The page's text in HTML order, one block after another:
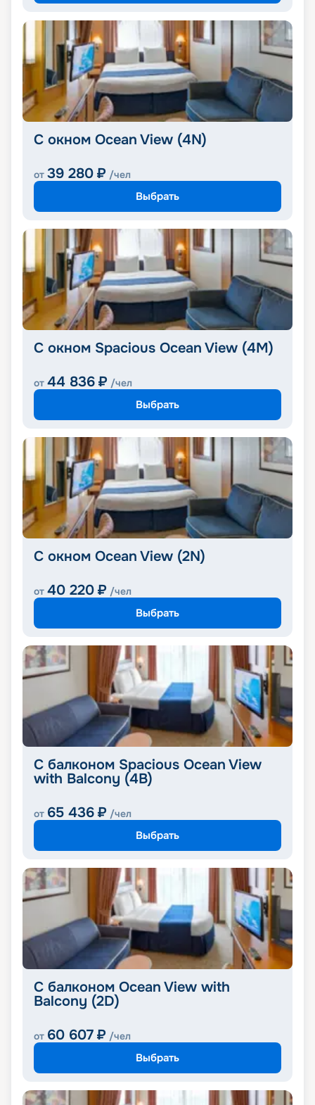
С окном Ocean View (4N)
от 39 280 ₽ /чел
Выбрать
С окном Spacious Ocean View (4M)
от 44 836 ₽ /чел
Выбрать
С окном Ocean View (2N)
от 40 220 ₽ /чел
Выбрать
С балконом Spacious Ocean View
with Balcony (4B)
от 65 436 ₽ /чел
Выбрать
С балконом Ocean View with
Balcony (2D)
от 60 607 ₽ /чел
Выбрать